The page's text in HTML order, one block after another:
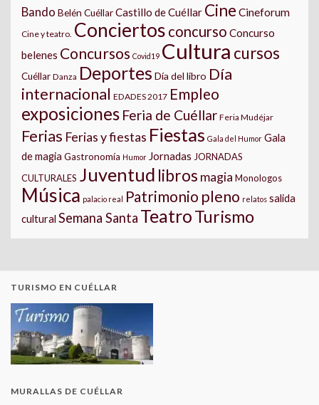
Bando Belén CuéllarCastillo de Cuéllar Cine Cineforum
Cine y teatro. Conciertos concurso Concurso
belenes Concursos Covid19 Cultura cursos
Cuéllar Danza Deportes Día del libro Día
internacional EDADES 2017 Empleo
exposiciones Feria de Cuéllar Feria Mudéjar
Ferias Ferias y fiestas Fiestas Gala del Humor Gala
de magia Gastronomía Humor Jornadas JORNADAS
CULTURALES Juventud libros magia Monologos
Música palacio real Patrimonio pleno relatos salida
cultural Semana Santa TeatroTurismo
TURISMO EN CUÉLLAR
MURALLAS DE CUÉLLAR